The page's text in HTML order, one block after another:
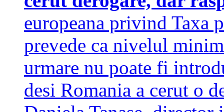
europeana privind Taxa
prevede ca nivelul
urmare nu poate fi
desi Romania a cerut o